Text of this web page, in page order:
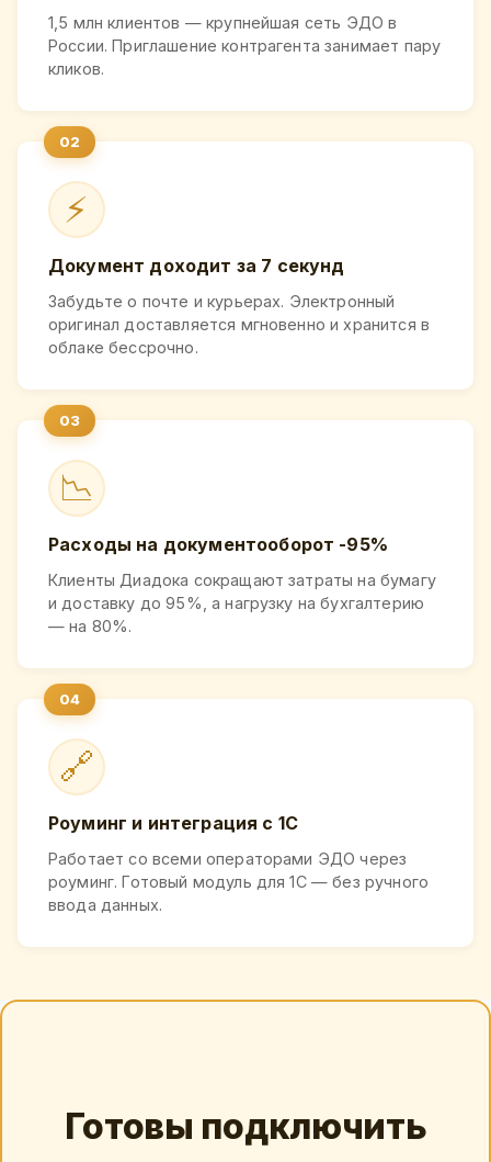
1,5 млн клиентов — крупнейшая сеть ЭДО в
России. Приглашение контрагента занимает пару
кликов.
⚡
Документ доходит за 7 секунд
Забудьте о почте и курьерах. Электронный
оригинал доставляется мгновенно и хранится в
облаке бессрочно.
📉
Расходы на документооборот -95%
Клиенты Диадока сокращают затраты на бумагу
и доставку до 95%, а нагрузку на бухгалтерию
— на 80%.
🔗
Роуминг и интеграция с 1С
Работает со всеми операторами ЭДО через
роуминг. Готовый модуль для 1С — без ручного
ввода данных.
Готовы подключить